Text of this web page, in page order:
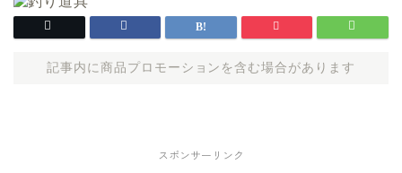
記事内に商品プロモーションを含む場合があります
スポンサーリンク